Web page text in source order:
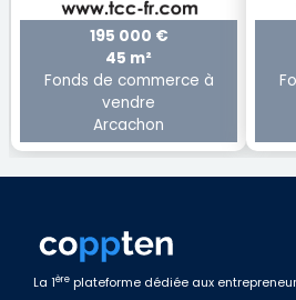
195 000 €
45 m²
Fonds de commerce à
vendre
Arcachon
La 1ère plateforme dédiée aux